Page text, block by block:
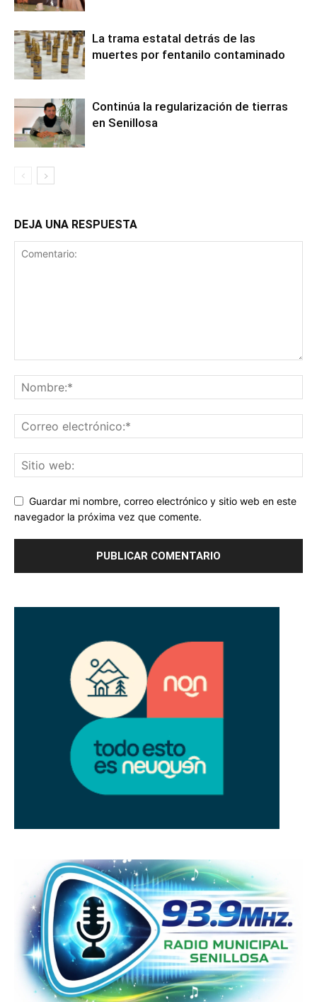
La trama estatal detrás de las
muertes por fentanilo contaminado
Continúa la regularización de tierras
en Senillosa
DEJA UNA RESPUESTA
Guardar mi nombre, correo electrónico y sitio web en este
navegador la próxima vez que comente.